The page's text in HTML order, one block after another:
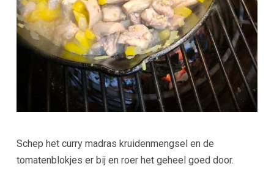
Schep het curry madras kruidenmengsel en de
tomatenblokjes er bij en roer het geheel goed door.